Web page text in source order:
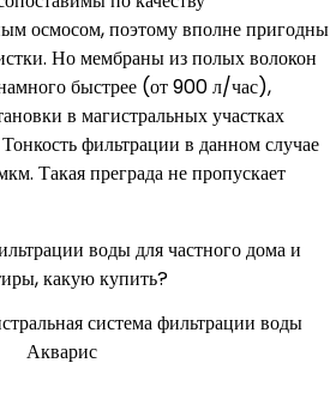
осмосом, поэтому вполне пригодны
Но мембраны из полых волокон
быстрее (от 900 л/час),
в магистральных участках
фильтрации в данном случае
Такая преграда не пропускает
система фильтрации воды
Акварис